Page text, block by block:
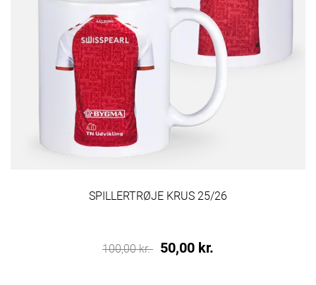
SPILLERTRØJE KRUS 25/26
100,00 kr. 50,00 kr.